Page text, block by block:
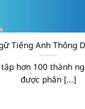
Tiếng Anh Thông
hơn 100 thành
được phân [...]